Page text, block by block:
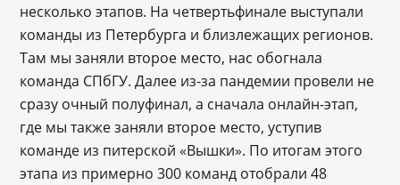
несколько этапов. На четвертьфинале выступали
команды из Петербурга и близлежащих регионов.
Там мы заняли второе место, нас обогнала
команда СПбГУ. Далее из-за пандемии провели не
сразу очный полуфинал, а сначала онлайн-этап,
где мы также заняли второе место, уступив
команде из питерской «Вышки». По итогам этого
этапа из примерно 300 команд отобрали 48